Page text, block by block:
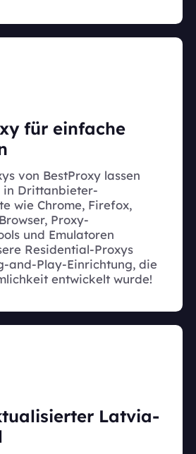
für einfache
von BestProxy lassen
in Drittanbieter-
wie Chrome, Firefox,
Proxy-
und Emulatoren
Residential-Proxys
and-Play-Einrichtung, die
entwickelt wurde!
Latvia-